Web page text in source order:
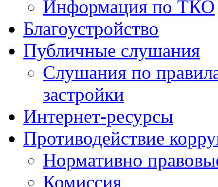
Информация по ТКО
Благоустройство
Публичные слушания
Слушания по
застройки
Интернет-ресурсы
Противодействие
Нормативно
Комиссия